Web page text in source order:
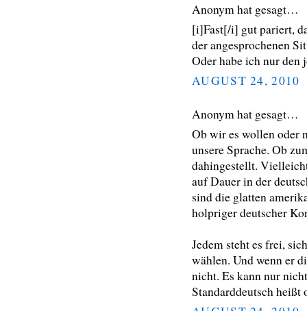
Anonym hat gesagt…
[i]Fast[/i] gut pariert,
der angesprochenen
Oder habe ich nur den
AUGUST 24, 2010
Anonym hat gesagt…
Ob wir es wollen oder
unsere Sprache. Ob
dahingestellt.
auf Dauer in der
sind die glatten
holpriger deutscher
Jedem steht es frei,
wählen. Und wenn er
nicht. Es kann nur
Standarddeutsch heißt